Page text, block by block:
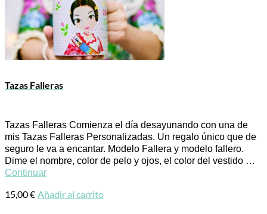
Tazas Falleras
Tazas Falleras Comienza el día desayunando con una de
mis Tazas Falleras Personalizadas. Un regalo único que de
seguro le va a encantar. Modelo Fallera y modelo fallero.
Dime el nombre, color de pelo y ojos, el color del vestido …
Continuar
15,00€ Añadir al carrito